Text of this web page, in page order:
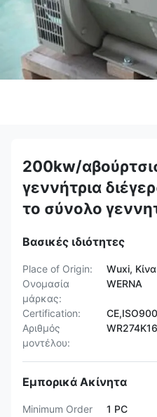
200kw/
γεννήτρια
το σύνολο
Βασικές ιδιότητες
Place of Origin:
Wuxi, Κίνα
Ονομασία
μάρκας:
WERNA
Certification:
Αριθμός
μοντέλου:
WR274K16
Εμπορικά Ακίνητα
Minimum Order
1 PC